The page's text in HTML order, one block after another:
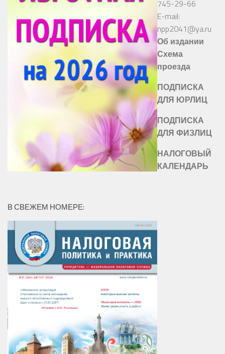
745-29-66
E-mail:
npp2041@ya.ru
Об издании
Схема
проезда
ПОДПИСКА
ДЛЯ ЮРЛИЦ
ПОДПИСКА
ДЛЯ ФИЗЛИЦ
НАЛОГОВЫЙ
КАЛЕНДАРЬ
В СВЕЖЕМ НОМЕРЕ: